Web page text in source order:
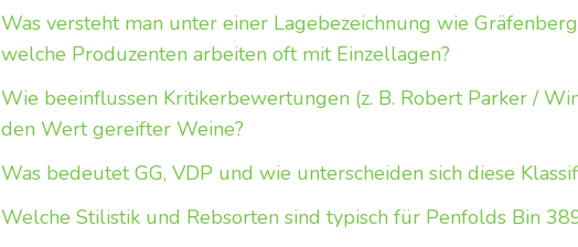
Was versteht man unter einer Lagebezeichnung wie
welche Produzenten arbeiten oft mit Einzellagen?
Wie beeinflussen Kritikerbewertungen (z. B. Robert Parker /
den Wert gereifter Weine?
Was bedeutet GG, VDP und wie unterscheiden sich diese
Welche Stilistik und Rebsorten sind typisch für Penfolds Bin